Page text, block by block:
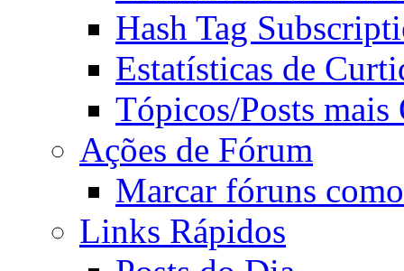
Hash Tag
Estatísticas de
Tópicos/Posts mais
Ações de Fórum
Marcar fóruns
Links Rápidos